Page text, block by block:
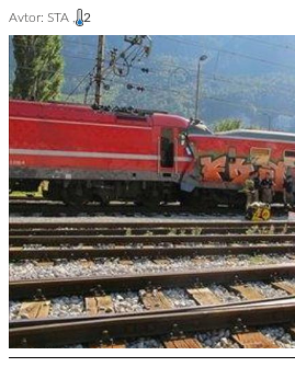
Avtor: STA , 2